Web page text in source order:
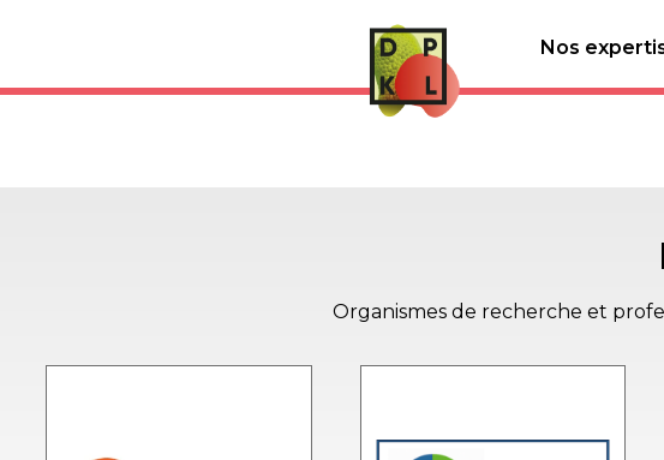
Nos
Conservation Litchi
Organismes de recherche et